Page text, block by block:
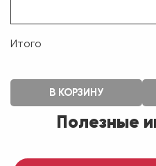
Итого
В КОРЗИНУ
Полезные